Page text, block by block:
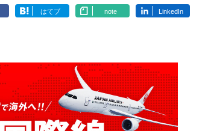
はてブ note LinkedIn